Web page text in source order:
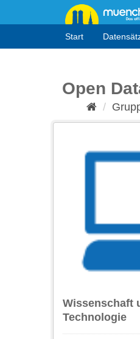
Start
Open
Wissenschaft
Technologie